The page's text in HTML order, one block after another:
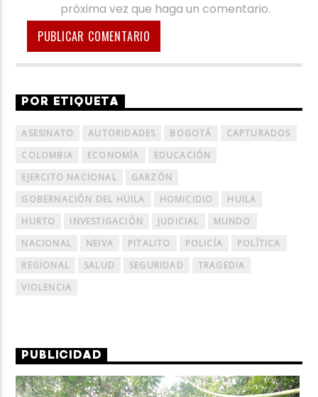
próxima vez que haga un comentario.
POR ETIQUETA
ASESINATO AUTORIDADES BOGOTÁ
CAPTURADOS
COLOMBIA
ECONOMÍA
EDUCACIÓN
EJERCITO NACIONAL
GARZÓN
GOBERNACIÓN DEL HUILA
HOMICIDIO
HUILA
HURTO
INVESTIGACIÓN JUDICIAL
MUNDO
NACIONAL
NEIVA PITALITO POLICÍA
POLÍTICA
REGIONAL
SALUD SEGURIDAD
TRAGEDIA
VIOLENCIA
PUBLICIDAD